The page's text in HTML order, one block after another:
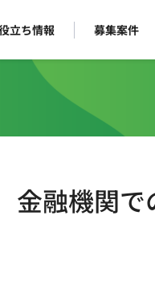
立ち情報 募集案件
金融機関